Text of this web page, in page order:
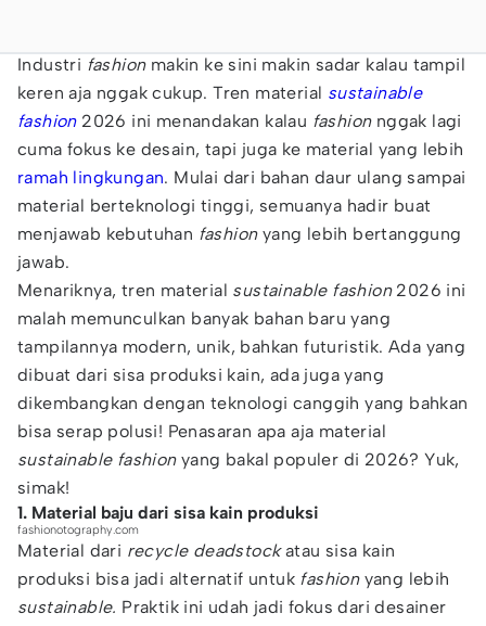
Industri fashionmakin ke sini makin sadar kalau tampil
keren aja nggak cukup. Tren material sustainable
fashion 2026 ini menandakan kalau fashion nggak lagi
cuma fokus ke desain, tapi juga ke material yang lebih
ramah lingkungan. Mulai dari bahan daur ulang sampai
material berteknologi tinggi, semuanya hadir buat
menjawab kebutuhan fashionyang lebih bertanggung
jawab.
Menariknya, tren material sustainable fashion2026 ini
malah memunculkan banyak bahan baru yang
tampilannya modern, unik, bahkan futuristik. Ada yang
dibuat dari sisa produksi kain, ada juga yang
dikembangkan dengan teknologi canggih yang bahkan
bisa serap polusi! Penasaran apa aja material
sustainable fashionyang bakal populer di 2026? Yuk,
simak!
1. Material baju dari sisa kain produksi
fashionotography.com
Material dari recycle deadstockatau sisa kain
produksi bisa jadi alternatif untuk fashion yang lebih
sustainable. Praktik ini udah jadi fokus dari desainer